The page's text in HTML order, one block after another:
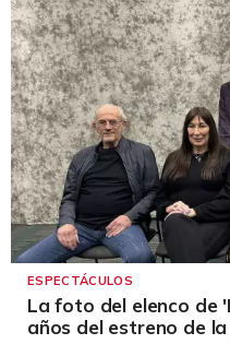
ESPECTÁCULOS
La foto del elenco de
años del estreno de